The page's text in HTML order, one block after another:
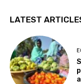
LATEST